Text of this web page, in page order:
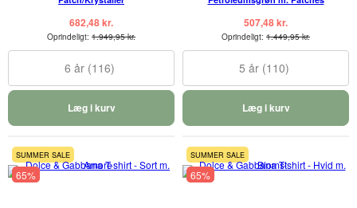
682,48 kr.
Oprindeligt: 1.949,95 kr.
6 år (116)
Læg i kurv
507,48 kr.
Oprindeligt: 1.449,95 kr.
5 år (110)
Læg i kurv
SUMMER SALE
65%
SUMMER SALE
65%